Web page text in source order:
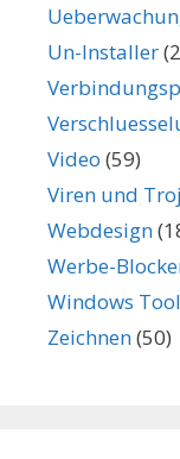
Un-Installer
Video (59)
Viren und
Webdesign
Werbe-
Windows
Zeichnen(50)